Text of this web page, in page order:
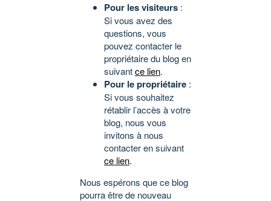
Pour les visiteurs :
Si vous avez des
questions, vous
pouvez contacter le
propriétaire du blog en
suivantce lien.
Pour le propriétaire :
Si vous souhaitez
rétablir l’accès à votre
blog, nous vous
invitons à nous
contacter en suivant
ce lien.
Nous espérons que ce blog
pourra être de nouveau